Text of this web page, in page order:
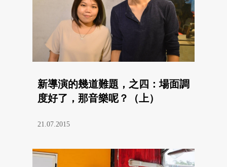
新導演的幾道難題，之四：場面調
度好了，那音樂呢？（上）
21.07.2015